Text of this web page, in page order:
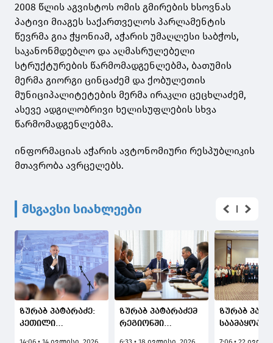
2008 წლის აგვისტოს ომის გმირების ხსოვნას
პატივი მიაგეს საქართველოს პარლამენტის
წევრმა გია ჭყონიამ, აჭარის უმაღლესი საბჭოს,
საკანონმდებლო და აღმასრულებელი
სტრუქტურების წარმომადგენლებმა, ბათუმის
მერმა გიორგი ცინცაძემ და ქობულეთის
მუნიციპალიტეტების მერმა ირაკლი ცეცხლაძემ,
ასევე ადგილობრივი ხელისუფლების სხვა
წარმომადგენლებმა.
ინფორმაციას აჭარის ავტონომიური რესპუბლიკის
მთავრობა ავრცელებს.
მსგავსი სიახლეები
ზურაბ პატარაძე:
კეთილი
ზურაბ პატარაძემ
რეგიონში
ზურაბ
საამაყოა,